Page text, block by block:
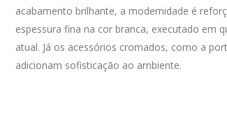
acabamento brilhante, a modernidade é
espessura fina na cor branca, executado em
atual. Já os acessórios cromados, como a
adicionam sofisticação ao ambiente.